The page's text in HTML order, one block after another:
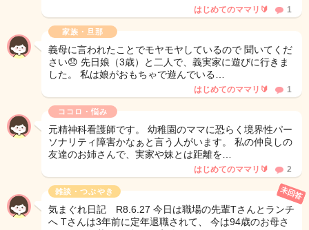
はじめてのママリ🔰 1
家族・旦那
義母に言われたことでモヤモヤしているので 聞いてくだ
さい😞 先日娘（3歳）と二人で、義実家に遊びに行きま
した。 私は娘がおもちゃで遊んでいる…
はじめてのママリ🔰 1
ココロ・悩み
元精神科看護師です。 幼稚園のママに恐らく境界性パー
ソナリティ障害かなぁと言う人がいます。 私の仲良しの
友達のお姉さんで、実家や妹とは距離を…
はじめてのママリ🔰 2
雑談・つぶやき
気まぐれ日記 R8.6.27 今日は職場の先輩Tさんとランチ
へ Tさんは3年前に定年退職されて、 今は94歳のお母さ
未回答